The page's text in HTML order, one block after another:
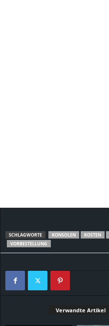
SCHLAGWORTE KONSOLEN KOSTEN
VORBESTELLUNG
Verwandte Artikel